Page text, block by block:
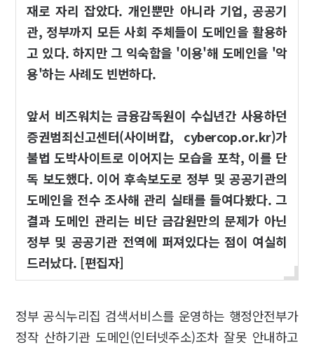
재로 자리 잡았다. 개인뿐만 아니라 기업, 공공기
관, 정부까지 모든 사회 주체들이 도메인을 활용하
고 있다. 하지만 그 익숙함을 '이용'해 도메인을 '악
용'하는 사례도 빈번하다.
앞서 비즈워치는 금융감독원이 수십년간 사용하던
증권범죄신고센터(사이버캅, cybercop.or.kr)가
불법 도박사이트로 이어지는 모습을 포착, 이를 단
독 보도했다. 이어 후속보도로 정부 및 공공기관의
도메인을 전수 조사해 관리 실태를 들여다봤다. 그
결과 도메인 관리는 비단 금감원만의 문제가 아닌
정부 및 공공기관 전역에 퍼져있다는 점이 여실히
드러났다. [편집자]
정부 공식누리집 검색서비스를 운영하는 행정안전부가
정작 산하기관 도메인(인터넷주소)조차 잘못 안내하고